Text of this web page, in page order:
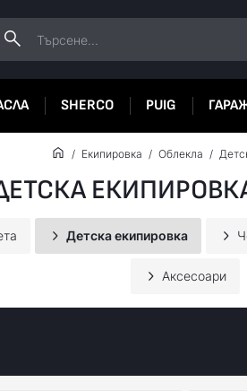
SHERCO PUIG
Екипировка Облекла
Детска екипировка
Аксесоари